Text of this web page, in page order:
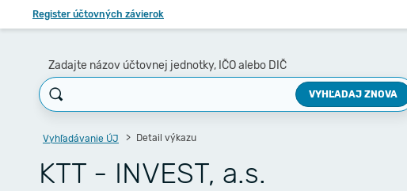
Register účtovných závierok
Zadajte názov účtovnej jednotky, IČO alebo DIČ
VYHĽADAJ ZNOVA
Vyhľadávanie ÚJ Detail výkazu
KTT - INVEST, a.s.